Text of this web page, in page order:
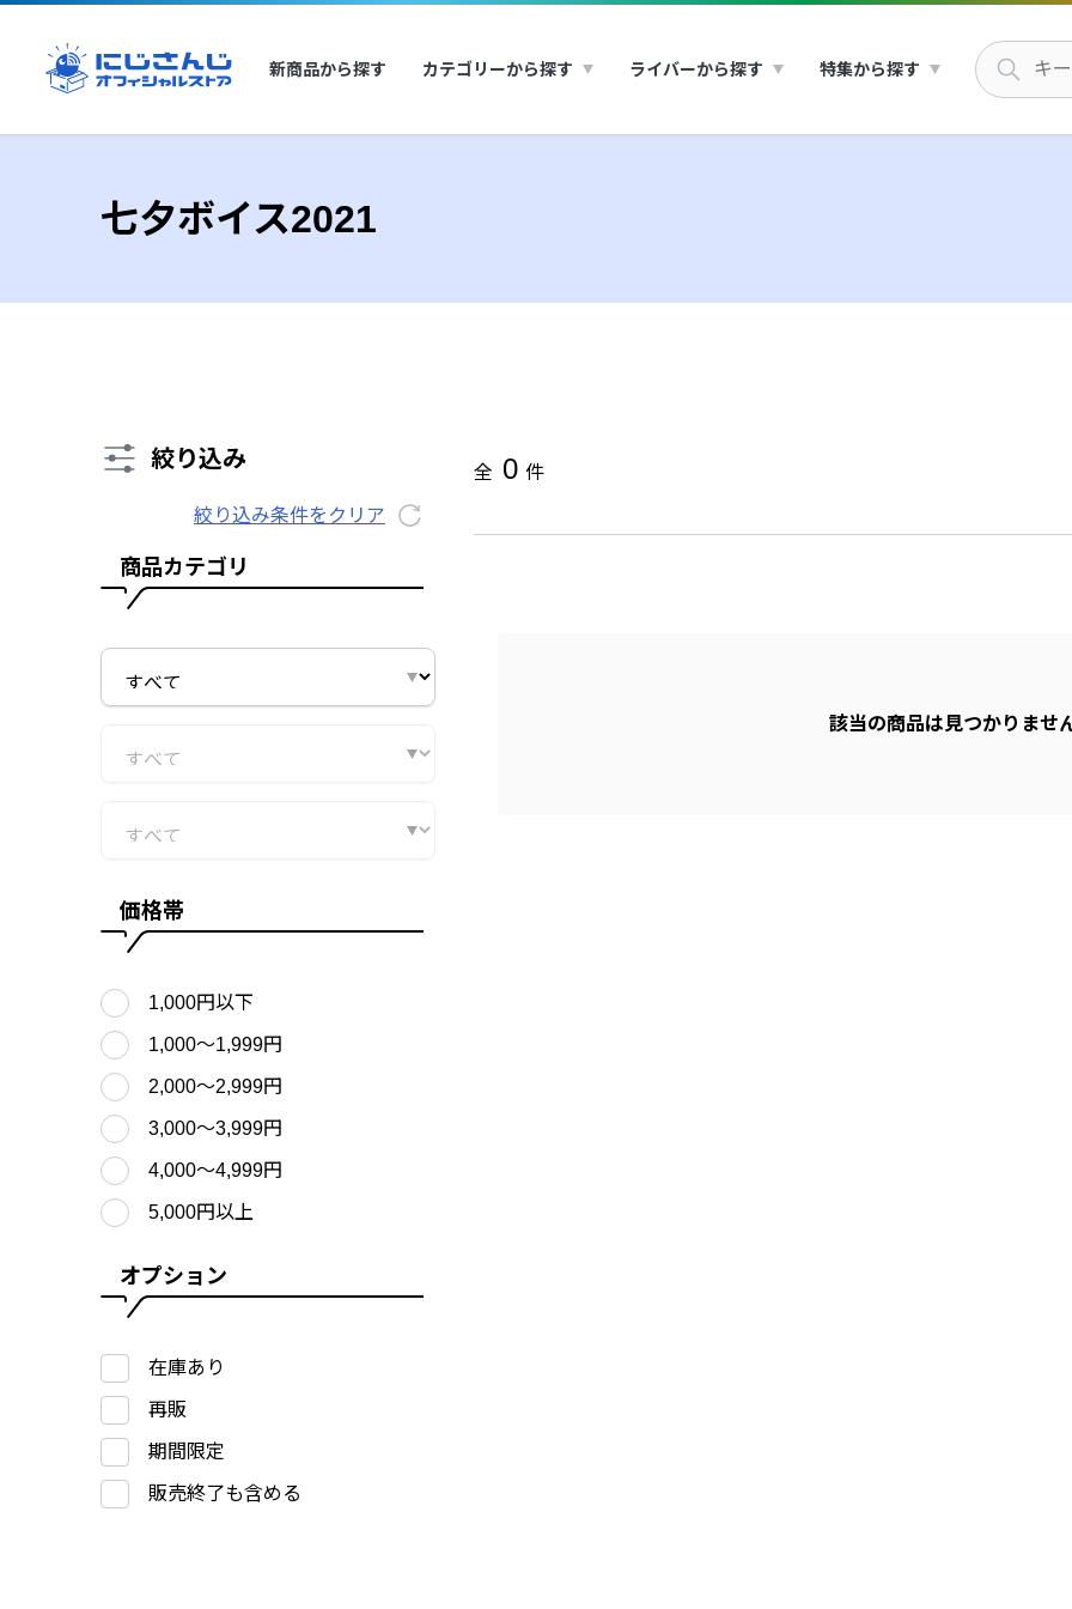
新商品から探す カテゴリーから探す ライバーから探す 特集から探す
七夕ボイス2021
絞り込み
絞り込み条件をクリア
商品カテゴリ
価格帯
1,000円以下
1,000〜1,999円
2,000〜2,999円
3,000〜3,999円
4,000〜4,999円
5,000円以上
オプション
在庫あり
再販
期間限定
販売終了も含める
全 0 件
該当の商品は見つかりませ